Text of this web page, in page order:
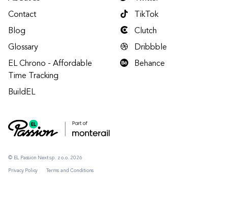
© EL Passion Next sp. z o.o. 2026
Privacy Policy Terms and Conditions
Contact
Blog
Glossary
EL Chrono - Affordable
Time Tracking
BuildEL
TikTok
Clutch
Dribbble
Behance